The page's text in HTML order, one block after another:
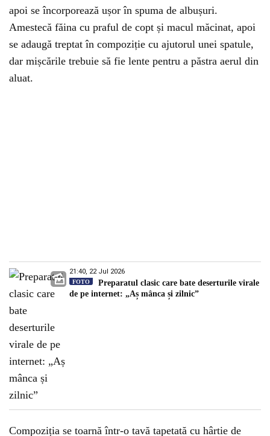
apoi se încorporează ușor în spuma de albușuri.
Amestecă făina cu praful de copt și macul măcinat, apoi
se adaugă treptat în compoziție cu ajutorul unei spatule,
dar mișcările trebuie să fie lente pentru a păstra aerul din
aluat.
21:40, 22 Jul 2026
FOTO
Preparatul clasic care bate deserturile virale
de pe internet: „Aș mânca și zilnic”
Compoziția se toarnă într-o tavă tapetată cu hârtie de